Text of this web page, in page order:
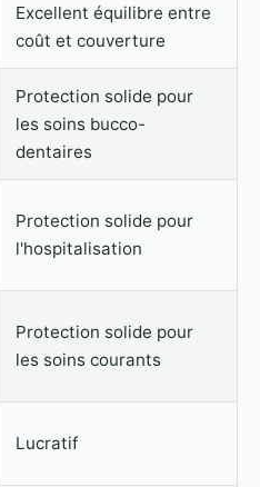
Excellent équilibre entre
coût et couverture
Protection solide pour
les soins bucco-
dentaires
Protection solide pour
l'hospitalisation
Protection solide pour
les soins courants
Lucratif